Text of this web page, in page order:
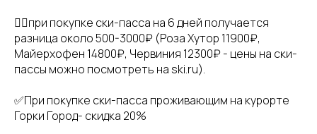
👉🏻при покупке ски-пасса на 6 дней получается
разница около 500-3000₽ (Роза Хутор 11900₽,
Майерхофен 14800₽, Червиния 12300₽ - цены на ски-
пассы можно посмотреть на ski.ru).
✅При покупке ски-пасса проживающим на курорте
Горки Город- скидка 20%